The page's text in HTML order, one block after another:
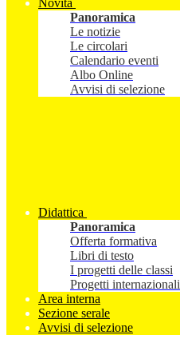
Novità
Panoramica
Le notizie
Le circolari
Calendario eventi
Albo Online
Avvisi di selezione
Didattica
Panoramica
Offerta formativa
Libri di testo
I progetti delle classi
Progetti internazionali
Area interna
Sezione serale
Avvisi di selezione